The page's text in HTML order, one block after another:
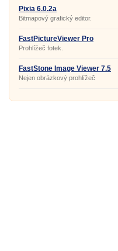
Pixia 6.0.2a
Bitmapový grafický editor.
FastPictureViewer Pro
1.9.350.0
Prohlížeč fotek.
FastStone Image Viewer 7.5
Nejen obrázkový prohlížeč